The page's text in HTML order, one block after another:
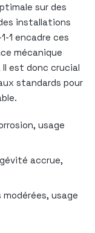
sur des
installations
1 encadre ces
mécanique
est donc crucial
standards pour
usage
accrue,
usage